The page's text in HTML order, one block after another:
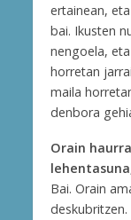
ertainean,
bai. Ikusten
nengoela,
horretan
maila
denbora
Orain
Bai. Orain